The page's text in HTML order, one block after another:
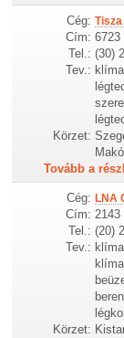
Cég:
Cím:
Tel.: (30)
Tev.:
Körzet:
Tovább a
Cég: LNA
Cím:
Tel.: (20)
Tev.:
Körzet: